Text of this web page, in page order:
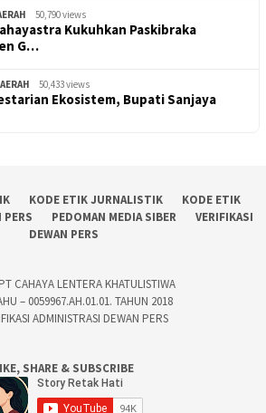
50,790 views
Kukuhkan Paskibraka
G…
50,433 views
Ekosistem, Bupati Sanjaya
KODE ETIK JURNALISTIK
KODE ETIK
PERS
PEDOMAN MEDIA SIBER
VERIFIKASI
DEWAN PERS
CAHAYA LENTERA KHATULISTIWA
– 0059967.AH.01.01. TAHUN 2018
ADMINISTRASI DEWAN PERS
SHARE & SUBSCRIBE